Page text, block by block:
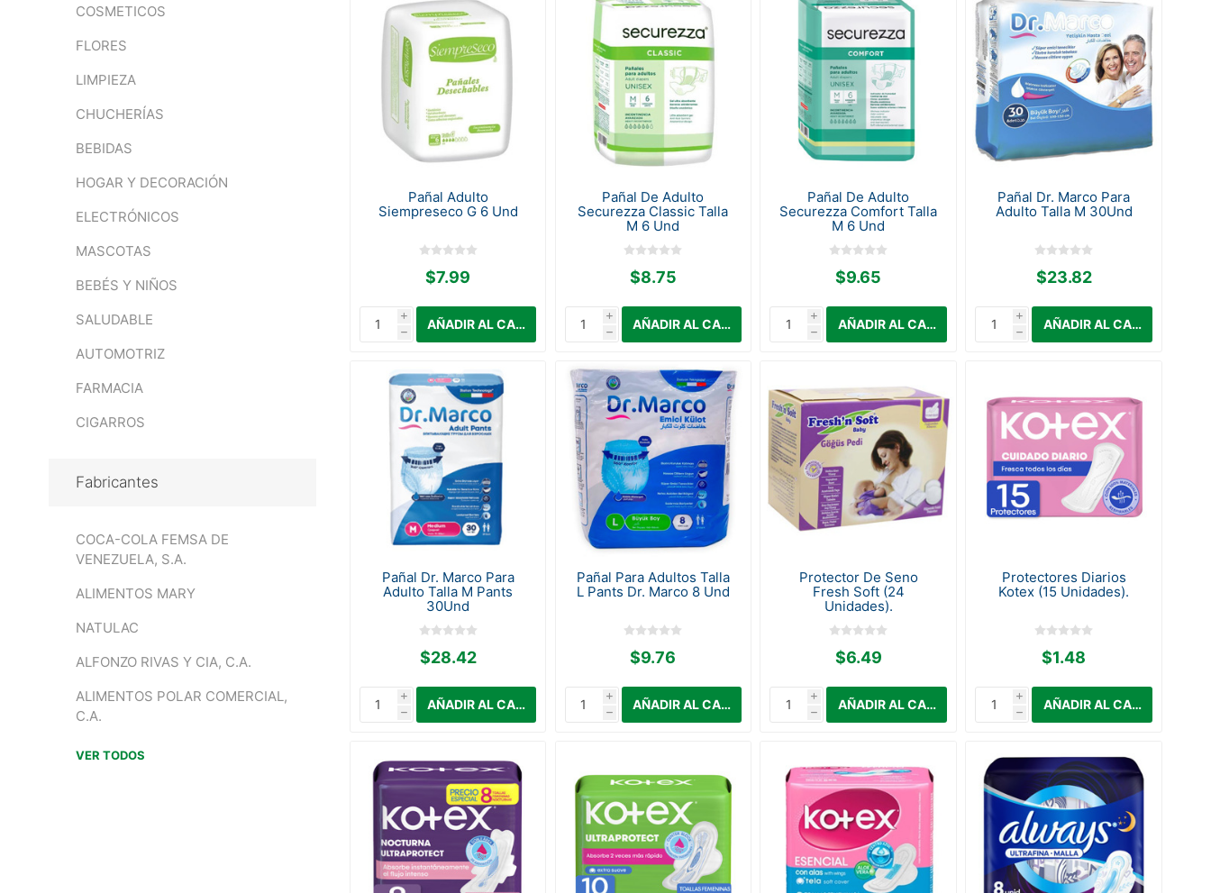
Pañal Adulto
Siempreseco G 6 Und
$7.99
i
h
Pañal De Adulto
Securezza Classic Talla
M 6 Und
$8.75
i
h
Pañal De Adulto
Securezza Comfort Talla
M 6 Und
$9.65
i
h
Pañal Dr. Marco Para
Adulto Talla M 30Und
$23.82
i
h
Pañal Dr. Marco Para
Adulto Talla M Pants
30Und
$28.42
i
h
Pañal Para Adultos Talla
L Pants Dr. Marco 8 Und
$9.76
i
h
Protector De Seno
Fresh Soft (24
Unidades).
$6.49
i
h
Protectores Diarios
Kotex (15 Unidades).
$1.48
i
h
COSMETICOS
FLORES
LIMPIEZA
CHUCHERÍAS
BEBIDAS
HOGAR Y DECORACIÓN
ELECTRÓNICOS
MASCOTAS
BEBÉS Y NIÑOS
SALUDABLE
AUTOMOTRIZ
FARMACIA
CIGARROS
Fabricantes
COCA-COLA FEMSA DE
VENEZUELA, S.A.
ALIMENTOS MARY
NATULAC
ALFONZO RIVAS Y CIA, C.A.
ALIMENTOS POLAR COMERCIAL,
C.A.
VER TODOS